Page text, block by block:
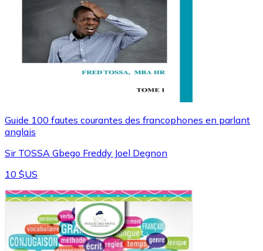
Guide 100 fautes courantes des francophones en parlant
anglais
Sir TOSSA Gbego Freddy Joel Degnon
10 $US